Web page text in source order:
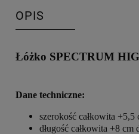
OPIS
Łóżko SPECTRUM
Dane techniczne:
szerokość całkowita +5,5
długość całkowita +8 cm